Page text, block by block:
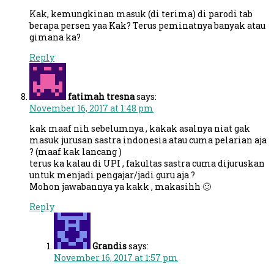
Kak, kemungkinan masuk (di terima) di parodi tab
berapa persen yaa Kak? Terus peminatnya banyak atau
gimana ka?
Reply
fatimah tresnasays:
November 16, 2017 at 1:48 pm
kak maaf nih sebelumnya , kakak asalnya niat gak
masuk jurusan sastra indonesia atau cuma pelarian aja
? (maaf kak lancang )
terus ka kalau di UPI , fakultas sastra cuma dijuruskan
untuk menjadi pengajar/jadi guru aja ?
Mohon jawabannya ya kakk , makasihh 🙂
Reply
Grandissays:
November 16, 2017 at 1:57 pm